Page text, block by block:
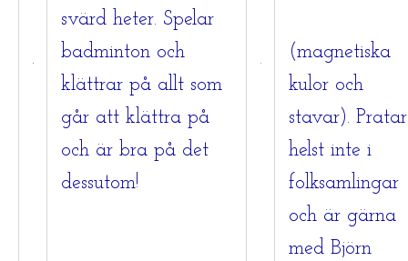
svärd heter. Spelar
badminton och
klättrar på allt som
går att klättra på
och är bra på det
dessutom!
(magnetiska
kulor och
stavar). Pratar
helst inte i
folksamlingar
och är gärna
med Björn